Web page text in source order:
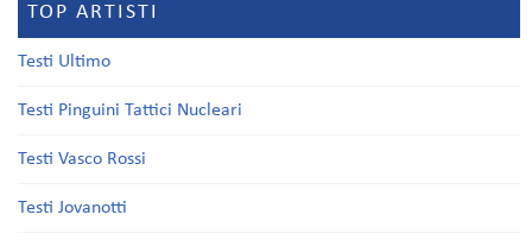
TOP ARTISTI
Testi Ultimo
Testi Pinguini Tattici Nucleari
Testi Vasco Rossi
Testi Jovanotti